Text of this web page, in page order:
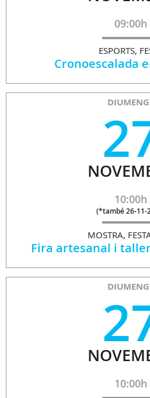
09:00h
ESPORTS,
Cronoescalada
10:00h
(*també 26-11-
MOSTRA,
Fira artesanal i
10:00h